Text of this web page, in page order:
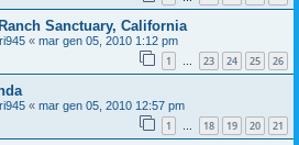
Sanctuary, California
« mar gen 05, 2010 1:12 pm
1 … 23 24 25 26
« mar gen 05, 2010 12:57 pm
1 … 18 19 20 21